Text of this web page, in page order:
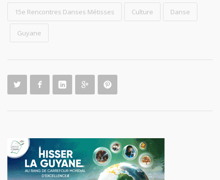
Nou Pa
Jen Bliyé
15e Rencontres Danses Métisses Culture Danse
Guyane